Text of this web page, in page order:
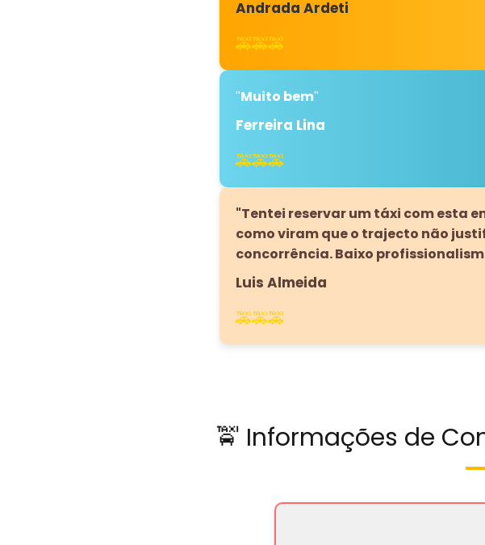
Andrada Ardeti
🚕🚕🚕
"Muito bem"
Ferreira Lina
🚕🚕🚕
"Tentei reservar um táxi com esta
como viram que o trajecto não
concorrência. Baixo
Luis Almeida
🚕🚕🚕